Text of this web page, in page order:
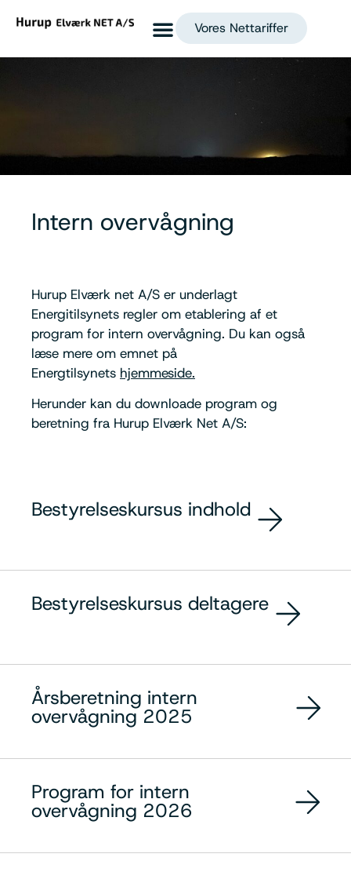
Vores Nettariffer
Intern overvågning
Hurup Elværk net A/S er underlagt
Energitilsynets regler om etablering af et
program for intern overvågning. Du kan også
læse mere om emnet på
Energtilsynets hjemmeside.
Herunder kan du downloade program og
beretning fra Hurup Elværk Net A/S:
Bestyrelseskursus indhold
Bestyrelseskursus deltagere
Årsberetning intern
overvågning 2025
Program for intern
overvågning 2026